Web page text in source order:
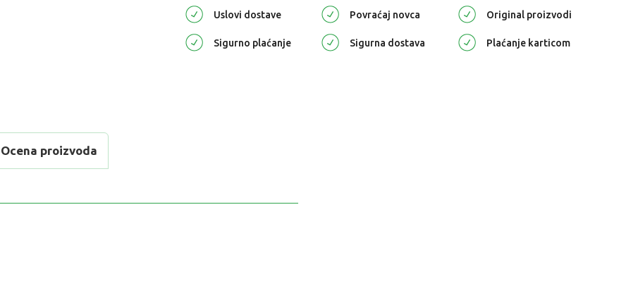
Uslovi dostave Povraćaj novca Original proizvodi
Sigurno plaćanje Sigurna dostava Plaćanje karticom
Ocena proizvoda